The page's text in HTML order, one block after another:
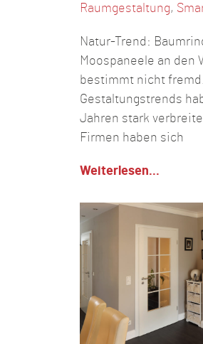
Raumgestaltung,
Natur-Trend:
Moospaneele an den
bestimmt nicht
Gestaltungstrends
Jahren stark
Firmen haben sich
Weiterlesen...